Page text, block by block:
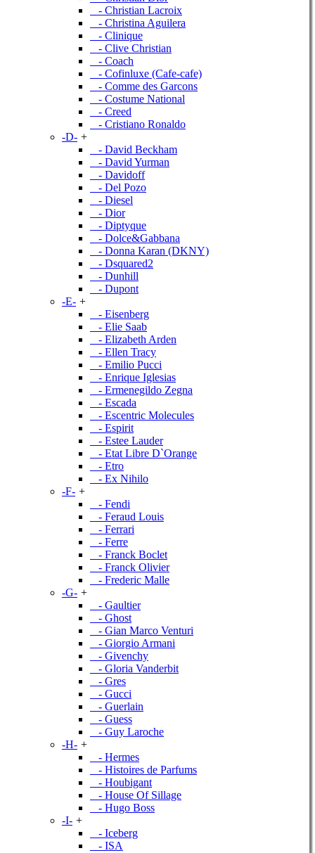
- Christian Lacroix
- Christina Aguilera
- Clinique
- Clive Christian
- Coach
- Cofinluxe (Cafe-cafe)
- Comme des Garcons
- Costume National
- Creed
- Cristiano Ronaldo
-D- +
- David Beckham
- David Yurman
- Davidoff
- Del Pozo
- Diesel
- Dior
- Diptyque
- Dolce&Gabbana
- Donna Karan (DKNY)
- Dsquared2
- Dunhill
- Dupont
-E- +
- Eisenberg
- Elie Saab
- Elizabeth Arden
- Ellen Tracy
- Emilio Pucci
- Enrique Iglesias
- Ermenegildo Zegna
- Escada
- Escentric Molecules
- Espirit
- Estee Lauder
- Etat Libre D`Orange
- Etro
- Ex Nihilo
-F- +
- Fendi
- Feraud Louis
- Ferrari
- Ferre
- Franck Boclet
- Franck Olivier
- Frederic Malle
-G- +
- Gaultier
- Ghost
- Gian Marco Venturi
- Giorgio Armani
- Givenchy
- Gloria Vanderbit
- Gres
- Gucci
- Guerlain
- Guess
- Guy Laroche
-H- +
- Hermes
- Histoires de Parfums
- Houbigant
- House Of Sillage
- Hugo Boss
-I- +
- Iceberg
- ISA